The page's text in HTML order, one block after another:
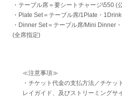
・テーブル席＝要シートチャージ\550 (
・Plate Set＝テーブル席/1Plate・
・Dinner Set＝テーブル席/Mini Dinner
(全席指定)
≪注意事項≫
・チケット代金の支払方法／チケッ
レイガイド、及びストリーミングサ